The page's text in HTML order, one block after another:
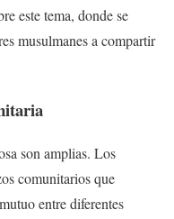
este tema, donde se
musulmanes a compartir
son amplias. Los
comunitarios que
entre diferentes